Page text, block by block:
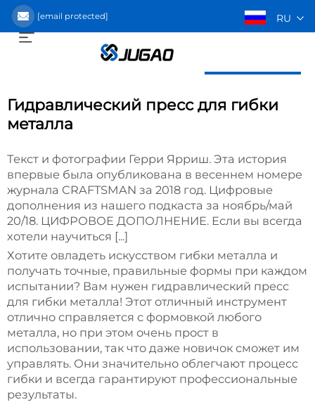
[email protected] RU
Гидравлический пресс для гибки
металла
Текст и фотографии Герри Ярриш. Эта история
впервые была опубликована в весеннем номере
журнала CRAFTSMAN за 2018 год. Цифровые
дополнения из нашего подкаста за ноябрь/май
20/18. ЦИФРОВОЕ ДОПОЛНЕНИЕ. Если вы всегда
хотели научиться [...]
Хотите овладеть искусством гибки металла и
получать точные, правильные формы при каждом
испытании? Вам нужен гидравлический пресс
для гибки металла! Этот отличный инструмент
отлично справляется с формовкой любого
металла, но при этом очень прост в
использовании, так что даже новичок сможет им
управлять. Они значительно облегчают процесс
гибки и всегда гарантируют профессиональные
результаты.